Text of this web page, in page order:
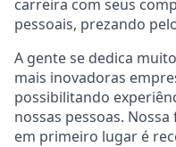
carreira com seus
pessoais, prezando
A gente se dedica
mais inovadoras
possibilitando
nossas pessoas.
em primeiro lugar é